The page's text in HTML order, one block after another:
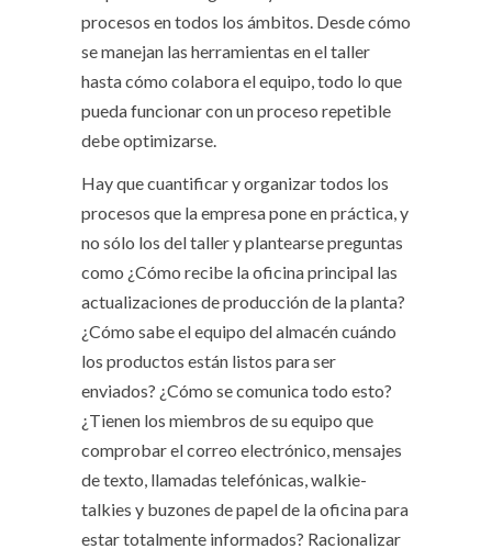
procesos en todos los ámbitos. Desde cómo
se manejan las herramientas en el taller
hasta cómo colabora el equipo, todo lo que
pueda funcionar con un proceso repetible
debe optimizarse.
Hay que cuantificar y organizar todos los
procesos que la empresa pone en práctica, y
no sólo los del taller y plantearse preguntas
como ¿Cómo recibe la oficina principal las
actualizaciones de producción de la planta?
¿Cómo sabe el equipo del almacén cuándo
los productos están listos para ser
enviados? ¿Cómo se comunica todo esto?
¿Tienen los miembros de su equipo que
comprobar el correo electrónico, mensajes
de texto, llamadas telefónicas, walkie-
talkies y buzones de papel de la oficina para
estar totalmente informados? Racionalizar